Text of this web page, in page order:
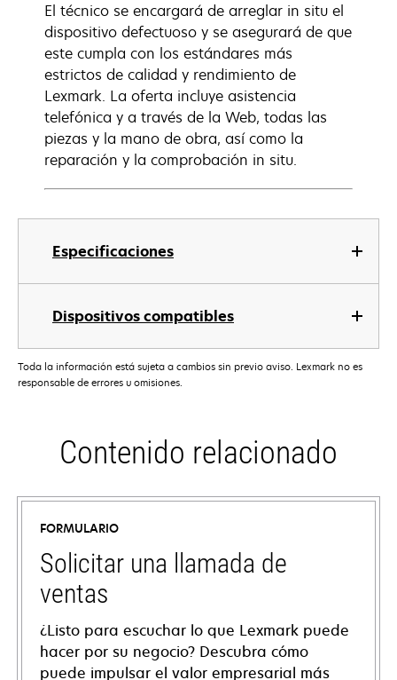
Especificaciones
Dispositivos compatibles
El técnico se encargará de arreglar in situ el
dispositivo defectuoso y se asegurará de que
este cumpla con los estándares más
estrictos de calidad y rendimiento de
Lexmark. La oferta incluye asistencia
telefónica y a través de la Web, todas las
piezas y la mano de obra, así como la
reparación y la comprobación in situ.
Toda la información está sujeta a cambios sin previo aviso. Lexmark no es
responsable de errores u omisiones.
Contenido relacionado
FORMULARIO
Solicitar una llamada de
ventas
¿Listo para escuchar lo que Lexmark puede
hacer por su negocio? Descubra cómo
puede impulsar el valor empresarial más